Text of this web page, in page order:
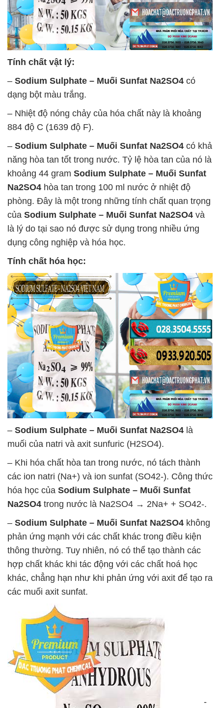
Tính chất vật lý:
– Sodium Sulphate – Muối Sunfat Na2SO4 có
dạng bột màu trắng.
– Nhiệt độ nóng chảy của hóa chất này là khoảng
884 độ C (1639 độ F).
– Sodium Sulphate – Muối Sunfat Na2SO4 có khả
năng hòa tan tốt trong nước. Tỷ lệ hòa tan của nó là
khoảng 44 gram Sodium Sulphate – Muối Sunfat
Na2SO4 hòa tan trong 100 ml nước ở nhiệt độ
phòng. Đây là một trong những tính chất quan trọng
của Sodium Sulphate – Muối Sunfat Na2SO4 và
là lý do tại sao nó được sử dụng trong nhiều ứng
dụng công nghiệp và hóa học.
Tính chất hóa học:
– Sodium Sulphate – Muối Sunfat Na2SO4 là
muối của natri và axit sunfuric (H2SO4).
– Khi hóa chất hòa tan trong nước, nó tách thành
các ion natri (Na+) và ion sunfat (SO42-). Công thức
hóa học của Sodium Sulphate – Muối Sunfat
Na2SO4 trong nước là Na2SO4 → 2Na+ + SO42-.
– Sodium Sulphate – Muối Sunfat Na2SO4 không
phản ứng mạnh với các chất khác trong điều kiện
thông thường. Tuy nhiên, nó có thể tạo thành các
hợp chất khác khi tác động với các chất hoá học
khác, chẳng hạn như khi phản ứng với axit để tạo ra
các muối axit sunfat.
-